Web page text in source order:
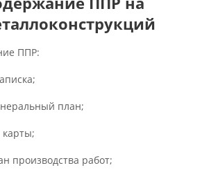
ППР:
план;
карты;
производства работ;